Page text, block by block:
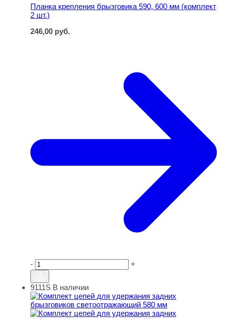
Планка крепления брызговика 590, 600 мм (комплект
2 шт.)
246,00 руб.
- +
Комплект цепей для удержания задних брызговиков
9111S В наличии